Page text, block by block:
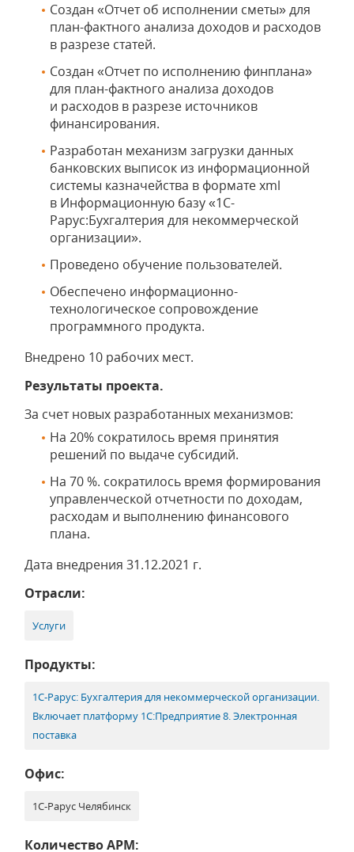
Создан «Отчет об исполнении сметы» для
план-фактного анализа доходов и расходов
в разрезе статей.
Создан «Отчет по исполнению финплана»
для план-фактного анализа доходов
и расходов в разрезе источников
финансирования.
Разработан механизм загрузки данных
банковских выписок из информационной
системы казначейства в формате xml
в Информационную базу «1С-
Рарус:Бухгалтерия для некоммерческой
организации».
Проведено обучение пользователей.
Обеспечено информационно-
технологическое сопровождение
программного продукта.
Внедрено 10 рабочих мест.
Результаты проекта.
За счет новых разработанных механизмов:
На 20% сократилось время принятия
решений по выдаче субсидий.
На 70 %. сократилось время формирования
управленческой отчетности по доходам,
расходам и выполнению финансового
плана.
Дата внедрения 31.12.2021 г.
Отрасли:
Услуги
Продукты:
1С-Рарус: Бухгалтерия для некоммерческой организации.
Включает платформу 1С:Предприятие 8. Электронная
поставка
Офис:
1С-Рарус Челябинск
Количество АРМ: